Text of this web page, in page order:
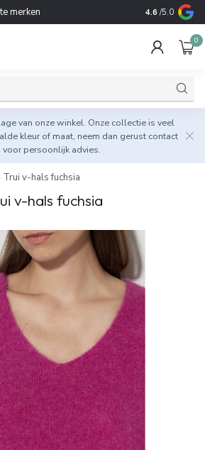
merken 4.6 /5.0
0
van onze winkel. Onze collectie is veel
kleur of maat, neem dan gerust contact
persoonlijk advies.
Trui v-hals fuchsia
v-hals fuchsia